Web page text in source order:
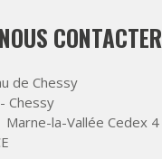
NOUS CONTACTER
de Chessy
Chessy
Marne-la-Vallée Cedex 4